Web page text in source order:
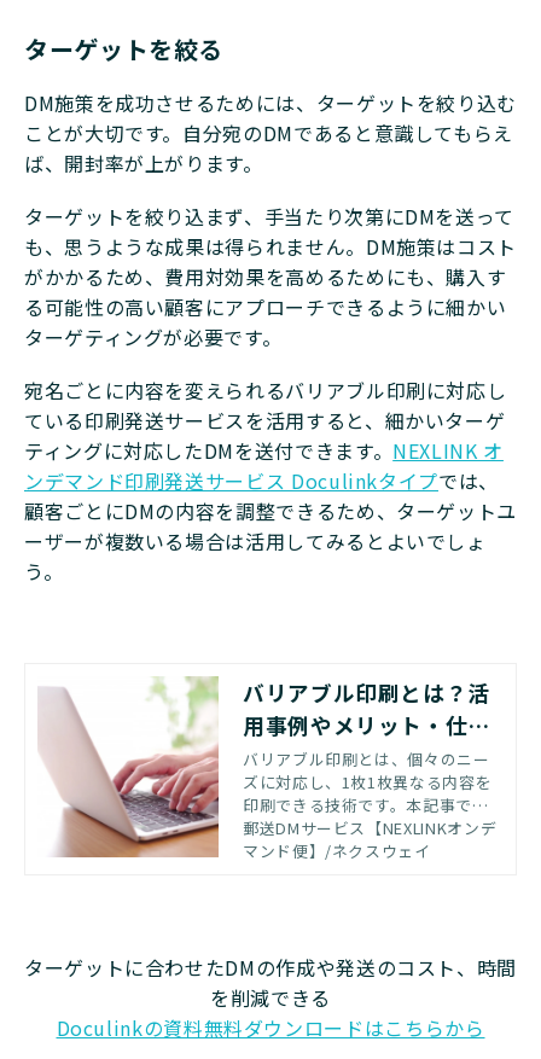
ターゲットを絞る
DM施策を成功させるためには、ターゲットを絞り込む
ことが大切です。自分宛のDMであると意識してもらえ
ば、開封率が上がります。
ターゲットを絞り込まず、手当たり次第にDMを送って
も、思うような成果は得られません。DM施策はコスト
がかかるため、費用対効果を高めるためにも、購入す
る可能性の高い顧客にアプローチできるように細かい
ターゲティングが必要です。
宛名ごとに内容を変えられるバリアブル印刷に対応し
ている印刷発送サービスを活用すると、細かいターゲ
ティングに対応したDMを送付できます。 NEXLINK オ
ンデマンド印刷発送サービス Doculinkタイプでは、
顧客ごとにDMの内容を調整できるため、ターゲットユ
ーザーが複数いる場合は活用してみるとよいでしょ
う。
バリアブル印刷とは？活
用事例やメリット・仕組
みを解説
バリアブル印刷とは、個々のニー
ズに対応し、1枚1枚異なる内容を
印刷できる技術です。本記事では
バリアブル印刷の概要や活用例、
仕組みなどを解説します。
郵送DMサービス【NEXLINKオンデ
マンド便】/ネクスウェイ
ターゲットに合わせたDMの作成や発送のコスト、時間
を削減できる
Doculinkの資料無料ダウンロードはこちらから